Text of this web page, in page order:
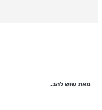
מאת שוש להב.